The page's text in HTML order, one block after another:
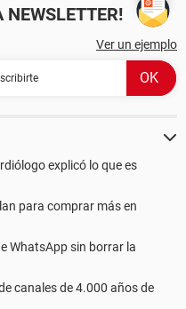
NEWSLETTER!
Ver un ejemplo
explicó lo que es
para comprar más en
WhatsApp sin borrar la
canales de 4.000 años de